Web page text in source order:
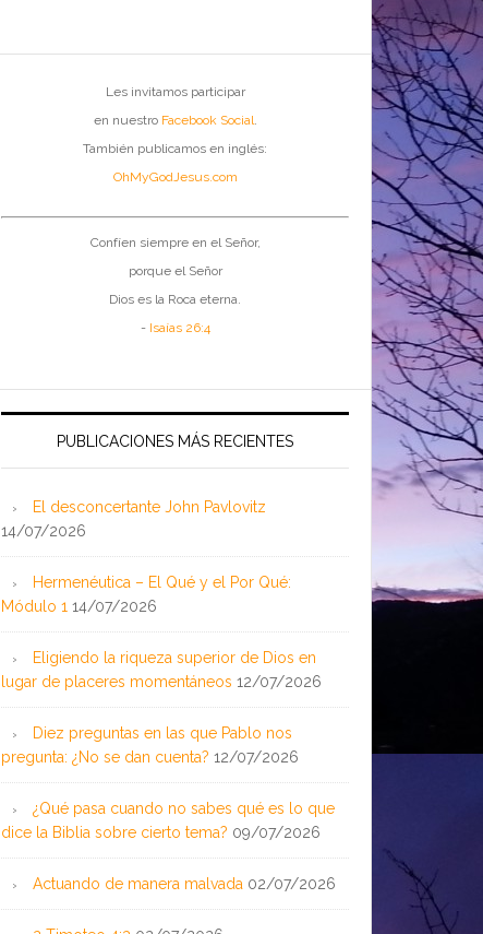
Les invitamos participar
en nuestro Facebook Social.
También publicamos en inglés:
OhMyGodJesus.com
Confíen siempre en el Señor,
porque el Señor
Dios es la Roca eterna.
- Isaías 26:4
PUBLICACIONES MÁS RECIENTES
El desconcertante John Pavlovitz
14/07/2026
Hermenéutica – El Qué y el Por Qué:
Módulo 1 14/07/2026
Eligiendo la riqueza superior de Dios en
lugar de placeres momentáneos 12/07/2026
Diez preguntas en las que Pablo nos
pregunta: ¿No se dan cuenta? 12/07/2026
¿Qué pasa cuando no sabes qué es lo que
dice la Biblia sobre cierto tema? 09/07/2026
Actuando de manera malvada 02/07/2026